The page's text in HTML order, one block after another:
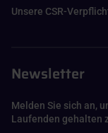
Unsere CSR-
Newsletter
Melden Sie sich an,
Laufenden gehalten